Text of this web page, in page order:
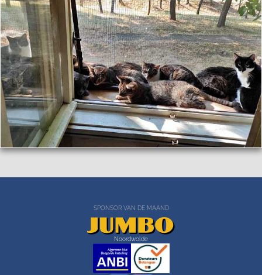
SPONSOR VAN DE MAAND
Noordwolde